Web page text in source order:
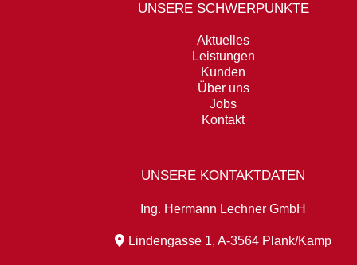
UNSERE SCHWERPUNKTE
Aktuelles
Leistungen
Kunden
Über uns
Jobs
Kontakt
UNSERE KONTAKTDATEN
Ing. Hermann Lechner GmbH
Lindengasse 1, A-3564 Plank/Kamp